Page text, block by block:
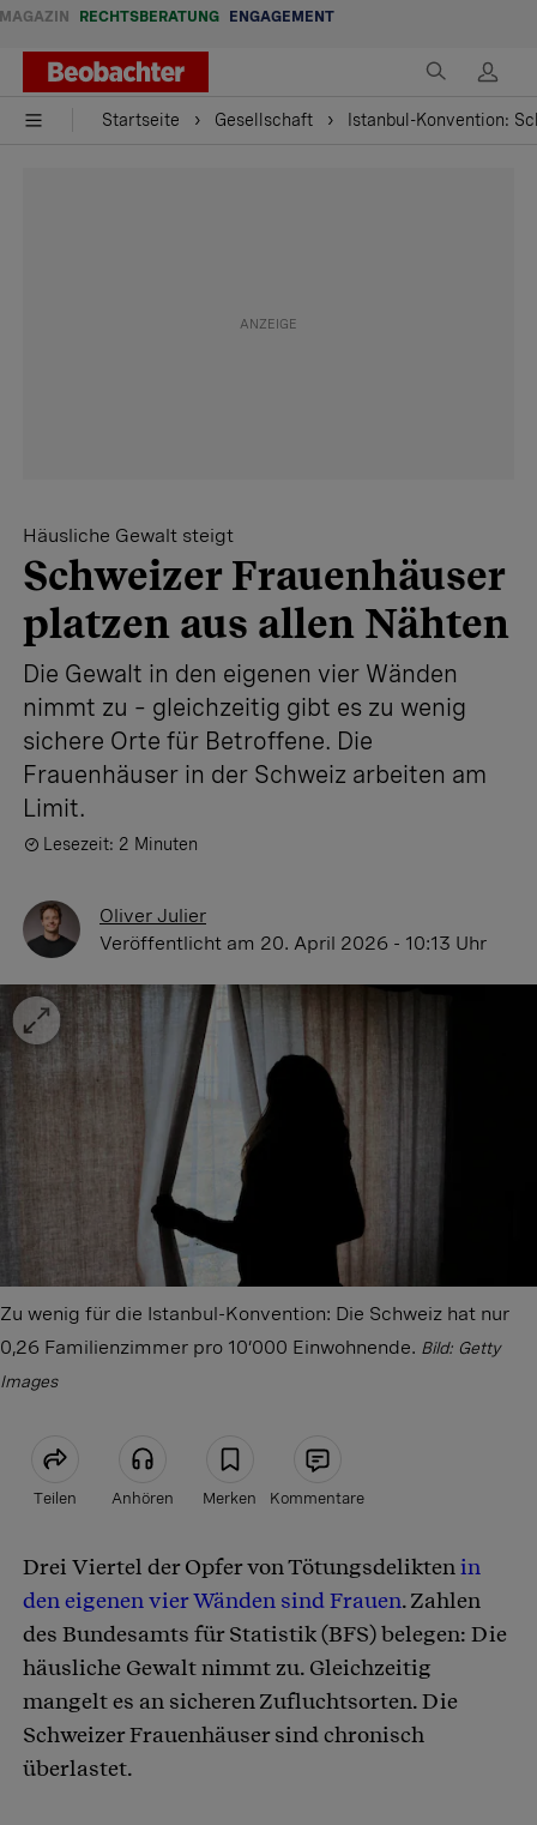
MAGAZIN RECHTSBERATUNG ENGAGEMENT
Startseite Gesellschaft Istanbul-Konvention:
Häusliche Gewalt steigt
Schweizer Frauenhäuser
platzen aus allen Nähten
Die Gewalt in den eigenen vier Wänden
nimmt zu – gleichzeitig gibt es zu wenig
sichere Orte für Betroffene. Die
Frauenhäuser in der Schweiz arbeiten am
Limit.
Lesezeit: 2 Minuten
Oliver Julier
Veröffentlicht am 20. April 2026 - 10:13 Uhr
Zu wenig für die Istanbul-Konvention: Die Schweiz hat nur
0,26 Familienzimmer pro 10’000 Einwohnende. Bild: Getty
Images
Teilen Anhören Merken Kommentare
Artikel teilen
Drei Viertel der Opfer von Tötungsdeliktenin
den eigenen vier Wänden sind Frauen. Zahlen
des Bundesamts für Statistik (BFS) belegen: Die
häusliche Gewalt nimmt zu. Gleichzeitig
mangelt es an sicheren Zufluchtsorten. Die
Schweizer Frauenhäuser sind chronisch
überlastet.